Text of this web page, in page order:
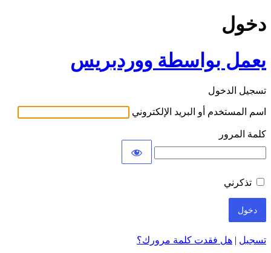
دخول
يعمل بواسطة ووردبريس
تسجيل الدخول
اسم المستخدم أو البريد الإلكتروني
كلمة المرور
تذكرني
تسجيل | هل فقدت كلمة مرورك؟